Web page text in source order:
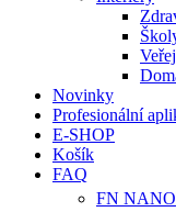
Novinky
Profesionální
E-SHOP
Košík
FAQ
FN NANO